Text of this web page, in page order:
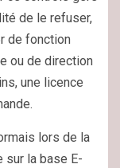
de le refuser,
de fonction
ou de direction
une licence
lors de la
sur la base E-